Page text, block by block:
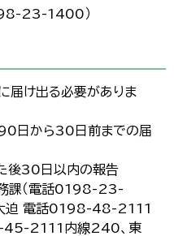
23-1400）
届け出る必要がありま
日から30日前までの届
後30日以内の報告
務課（電話0198-23-
大迫 電話0198-48-2111
45-2111内線240、東